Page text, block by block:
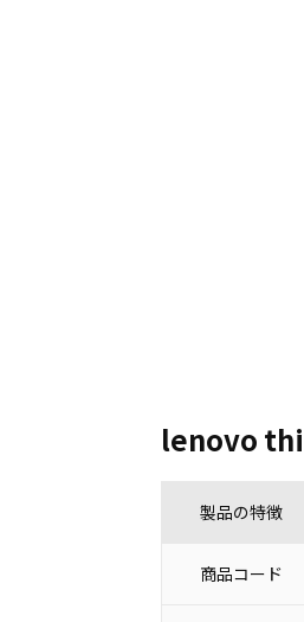
lenovo
製品の特徴
商品コード